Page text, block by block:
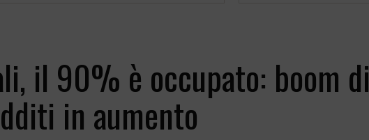
il 90% è occupato: boom di
in aumento